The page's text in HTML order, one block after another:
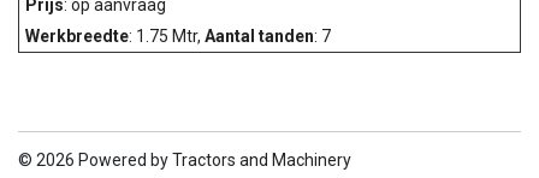
Prijs: op aanvraag
Werkbreedte: 1.75 Mtr, Aantal tanden: 7
© 2026 Powered byTractors and Machinery